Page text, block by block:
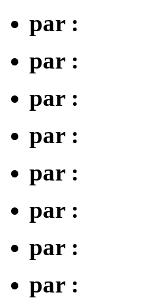
par :
par :
par :
par :
par :
par :
par :
par :